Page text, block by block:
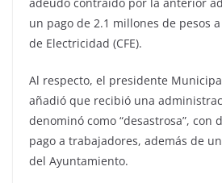
adeudo contraído por la anterior
un pago de 2.1 millones de pesos
de Electricidad (CFE).
Al respecto, el presidente
añadió que recibió una
denominó como “desastrosa”, con
pago a trabajadores, además de
del Ayuntamiento.